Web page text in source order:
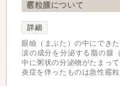
霰粒腫について
詳細
眼瞼（まぶた）の中にでき
涙の成分を分泌する脂の腺
中に粥状の分泌物がたまっ
炎症を伴ったものは急性霰粒